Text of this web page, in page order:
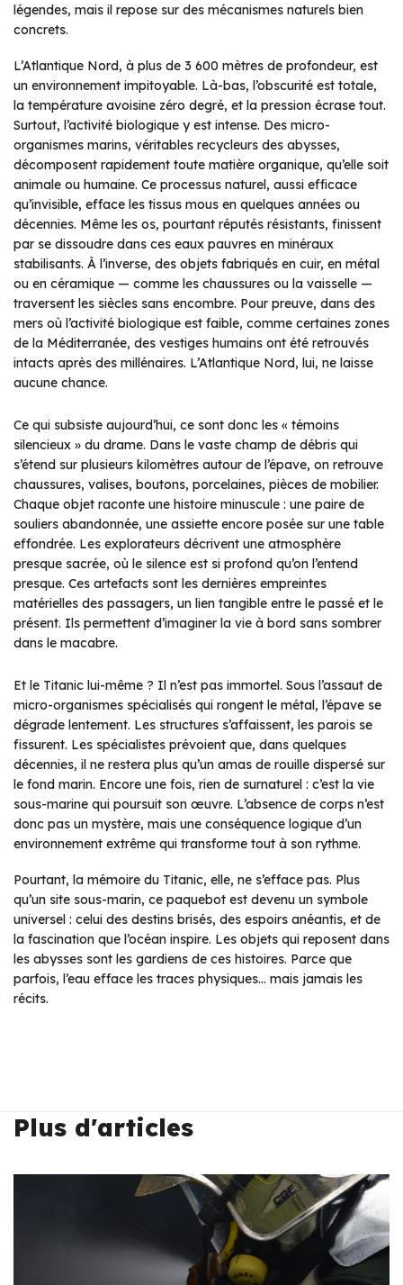
légendes, mais il repose sur des mécanismes naturels bien
concrets.
L’Atlantique Nord, à plus de 3 600 mètres de profondeur, est
un environnement impitoyable. Là-bas, l’obscurité est totale,
la température avoisine zéro degré, et la pression écrase tout.
Surtout, l’activité biologique y est intense. Des micro-
organismes marins, véritables recycleurs des abysses,
décomposent rapidement toute matière organique, qu’elle soit
animale ou humaine. Ce processus naturel, aussi efficace
qu’invisible, efface les tissus mous en quelques années ou
décennies. Même les os, pourtant réputés résistants, finissent
par se dissoudre dans ces eaux pauvres en minéraux
stabilisants. À l’inverse, des objets fabriqués en cuir, en métal
ou en céramique — comme les chaussures ou la vaisselle —
traversent les siècles sans encombre. Pour preuve, dans des
mers où l’activité biologique est faible, comme certaines zones
de la Méditerranée, des vestiges humains ont été retrouvés
intacts après des millénaires. L’Atlantique Nord, lui, ne laisse
aucune chance.
Ce qui subsiste aujourd’hui, ce sont donc les « témoins
silencieux » du drame. Dans le vaste champ de débris qui
s’étend sur plusieurs kilomètres autour de l’épave, on retrouve
chaussures, valises, boutons, porcelaines, pièces de mobilier.
Chaque objet raconte une histoire minuscule : une paire de
souliers abandonnée, une assiette encore posée sur une table
effondrée. Les explorateurs décrivent une atmosphère
presque sacrée, où le silence est si profond qu’on l’entend
presque. Ces artefacts sont les dernières empreintes
matérielles des passagers, un lien tangible entre le passé et le
présent. Ils permettent d’imaginer la vie à bord sans sombrer
dans le macabre.
Et le Titanic lui-même ? Il n’est pas immortel. Sous l’assaut de
micro-organismes spécialisés qui rongent le métal, l’épave se
dégrade lentement. Les structures s’affaissent, les parois se
fissurent. Les spécialistes prévoient que, dans quelques
décennies, il ne restera plus qu’un amas de rouille dispersé sur
le fond marin. Encore une fois, rien de surnaturel : c’est la vie
sous-marine qui poursuit son œuvre. L’absence de corps n’est
donc pas un mystère, mais une conséquence logique d’un
environnement extrême qui transforme tout à son rythme.
Pourtant, la mémoire du Titanic, elle, ne s’efface pas. Plus
qu’un site sous-marin, ce paquebot est devenu un symbole
universel : celui des destins brisés, des espoirs anéantis, et de
la fascination que l’océan inspire. Les objets qui reposent dans
les abysses sont les gardiens de ces histoires. Parce que
parfois, l’eau efface les traces physiques… mais jamais les
récits.
Plus d'articles